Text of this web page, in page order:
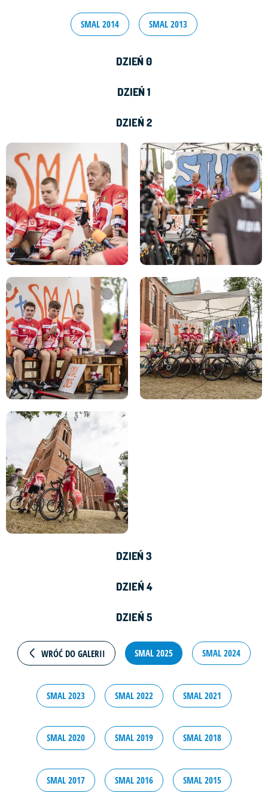
SMAL 2014 SMAL 2013
DZIEŃ 0
DZIEŃ 1
DZIEŃ 2
DZIEŃ 3
DZIEŃ 4
DZIEŃ 5
WRÓĆ DO GALERII SMAL 2025 SMAL 2024
SMAL 2023 SMAL 2022 SMAL 2021
SMAL 2020 SMAL 2019 SMAL 2018
SMAL 2017 SMAL 2016 SMAL 2015